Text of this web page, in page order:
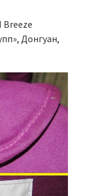
Breeze
Донгуан,